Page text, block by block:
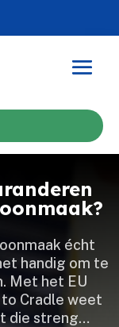
écht
handig om te
Met het EU
to Cradle weet
die streng…